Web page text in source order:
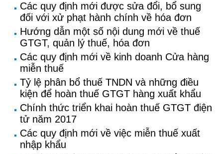
Các quy định mới được sửa đổi, bổ sung
đối với xử phạt hành chính về hóa đơn
Hướng dẫn một số nội dung mới về thuế
GTGT, quản lý thuế, hóa đơn
Các quy định mới về kinh doanh Cửa hàng
miễn thuế
Tỷ lệ phân bổ thuế TNDN và những điều
kiện để hoàn thuế GTGT hàng xuất khẩu
Chính thức triển khai hoàn thuế GTGT điện
tử năm 2017
Các quy định mới về việc miễn thuế xuất
nhập khẩu